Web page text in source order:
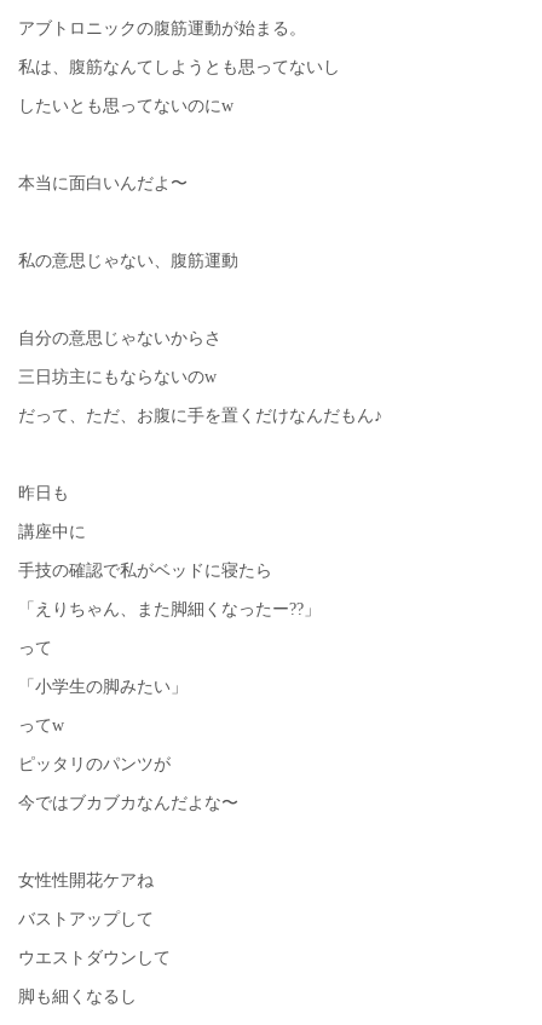
アブトロニックの腹筋運動が始まる。
私は、腹筋なんてしようとも思ってないし
したいとも思ってないのにw
本当に面白いんだよ〜
私の意思じゃない、腹筋運動
自分の意思じゃないからさ
三日坊主にもならないのw
だって、ただ、お腹に手を置くだけなんだもん♪
昨日も
講座中に
手技の確認で私がベッドに寝たら
「えりちゃん、また脚細くなったー??」
って
「小学生の脚みたい」
ってw
ピッタリのパンツが
今ではブカブカなんだよな〜
女性性開花ケアね
バストアップして
ウエストダウンして
脚も細くなるし